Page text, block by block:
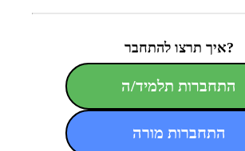
איך תרצו להתחבר?
התחברות תלמיד/ה
התחברות מורה